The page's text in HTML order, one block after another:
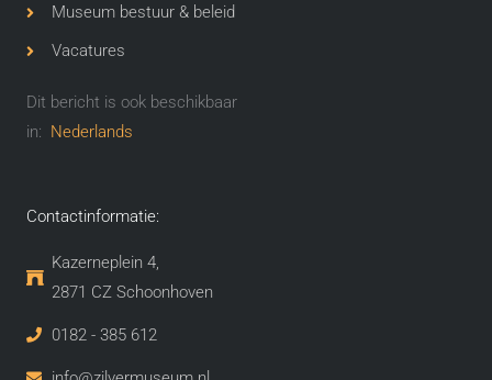
Museum bestuur & beleid
Vacatures
Dit bericht is ook beschikbaar
in:
Nederlands
Contactinformatie:
Kazerneplein 4,
2871 CZ Schoonhoven​
0182 - 385 612